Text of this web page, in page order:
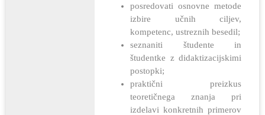
posredovati osnovne metode
izbire učnih ciljev,
kompetenc, ustreznih besedil;
seznaniti študente in
študentke z didaktizacijskimi
postopki;
praktični preizkus
teoretičnega znanja pri
izdelavi konkretnih primerov